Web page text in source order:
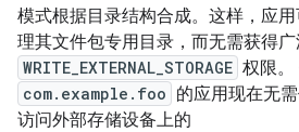
模式根据目录结构合成。这样，应
理其文件包专用目录，而无需获得广
WRITE_EXTERNAL_STORAGE 权限。
com.example.foo 的应用现在无
访问外部存储设备上的